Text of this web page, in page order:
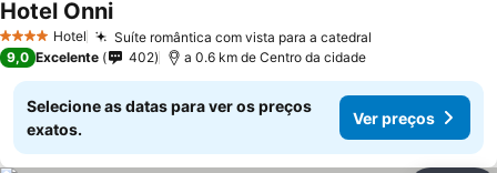
4 EstrelasHotel Suíte romântica com vista para a catedral
Hotel Onni
9,0 Excelente 402 a 0.6 km de Centro da cidade
Selecione as datas para ver os preços
exatos.
Ver preços